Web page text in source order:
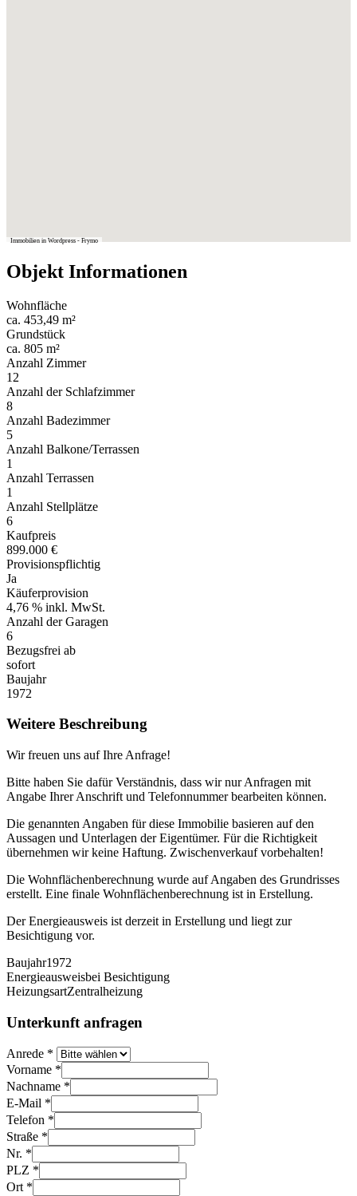
Immobilien in Wordpress - Frymo
Objekt Informationen
Wohnfläche
ca. 453,49 m²
Grundstück
ca. 805 m²
Anzahl Zimmer
12
Anzahl der Schlafzimmer
8
Anzahl Badezimmer
5
Anzahl Balkone/Terrassen
1
Anzahl Terrassen
1
Anzahl Stellplätze
6
Kaufpreis
899.000 €
Provisionspflichtig
Ja
Käuferprovision
4,76 % inkl. MwSt.
Anzahl der Garagen
6
Bezugsfrei ab
sofort
Baujahr
1972
Weitere Beschreibung
Wir freuen uns auf Ihre Anfrage!
Bitte haben Sie dafür Verständnis, dass wir nur Anfragen mit
Angabe Ihrer Anschrift und Telefonnummer bearbeiten können.
Die genannten Angaben für diese Immobilie basieren auf den
Aussagen und Unterlagen der Eigentümer. Für die Richtigkeit
übernehmen wir keine Haftung. Zwischenverkauf vorbehalten!
Die Wohnflächenberechnung wurde auf Angaben des Grundrisses
erstellt. Eine finale Wohnflächenberechnung ist in Erstellung.
Der Energieausweis ist derzeit in Erstellung und liegt zur
Besichtigung vor.
Baujahr1972
Energieausweisbei Besichtigung
HeizungsartZentralheizung
Unterkunft anfragen
Anrede *
Vorname *
Nachname *
E-Mail *
Telefon *
Straße *
Nr. *
PLZ *
Ort *